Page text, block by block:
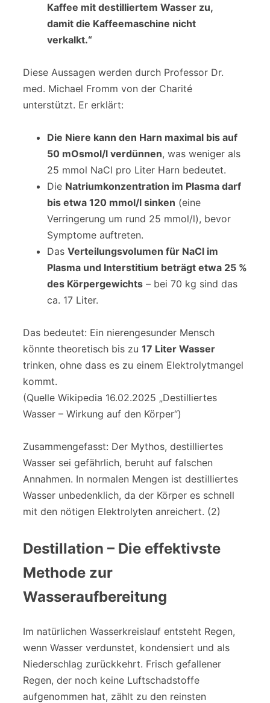
Kaffee mit destilliertem Wasser zu,
damit die Kaffeemaschine nicht
verkalkt.“
Diese Aussagen werden durch Professor Dr.
med. Michael Fromm von der Charité
unterstützt. Er erklärt:
Die Niere kann den Harn maximal bis auf
50 mOsmol/l verdünnen, was weniger als
25 mmol NaCl pro Liter Harn bedeutet.
Die Natriumkonzentration im Plasma darf
bis etwa 120 mmol/l sinken (eine
Verringerung um rund 25 mmol/l), bevor
Symptome auftreten.
Das Verteilungsvolumen für NaCl im
Plasma und Interstitium beträgt etwa 25 %
des Körpergewichts – bei 70 kg sind das
ca. 17 Liter.
Das bedeutet: Ein nierengesunder Mensch
könnte theoretisch bis zu 17 Liter Wasser
trinken, ohne dass es zu einem Elektrolytmangel
kommt.
(Quelle Wikipedia 16.02.2025 „Destilliertes
Wasser – Wirkung auf den Körper“)
Zusammengefasst: Der Mythos, destilliertes
Wasser sei gefährlich, beruht auf falschen
Annahmen. In normalen Mengen ist destilliertes
Wasser unbedenklich, da der Körper es schnell
mit den nötigen Elektrolyten anreichert. (2)
Destillation – Die effektivste
Methode zur
Wasseraufbereitung
Im natürlichen Wasserkreislauf entsteht Regen,
wenn Wasser verdunstet, kondensiert und als
Niederschlag zurückkehrt. Frisch gefallener
Regen, der noch keine Luftschadstoffe
aufgenommen hat, zählt zu den reinsten